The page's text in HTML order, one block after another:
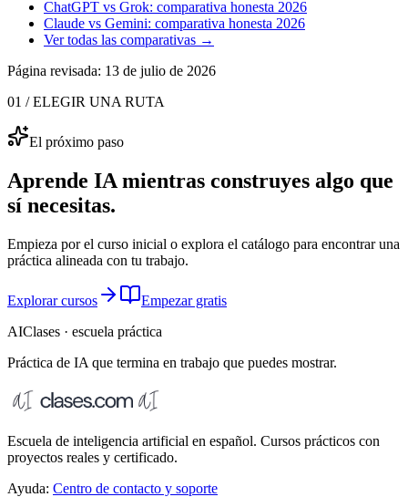
ChatGPT vs Grok: comparativa honesta 2026
Claude vs Gemini: comparativa honesta 2026
Ver todas las comparativas →
Página revisada: 13 de julio de 2026
01 / ELEGIR UNA RUTA
El próximo paso
Aprende IA mientras construyes algo que
sí necesitas.
Empieza por el curso inicial o explora el catálogo para encontrar una
práctica alineada con tu trabajo.
Explorar cursos
Empezar gratis
AIClases · escuela práctica
Práctica de IA que termina en trabajo que puedes mostrar.
Escuela de inteligencia artificial en español. Cursos prácticos con
proyectos reales y certificado.
Ayuda: Centro de contacto y soporte